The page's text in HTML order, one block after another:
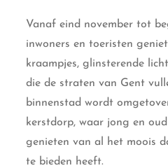
Vanaf eind november tot
inwoners en toeristen
kraampjes, glinsterende
die de straten van Gent
binnenstad wordt
kerstdorp, waar jong en
genieten van al het moois
te bieden heeft.